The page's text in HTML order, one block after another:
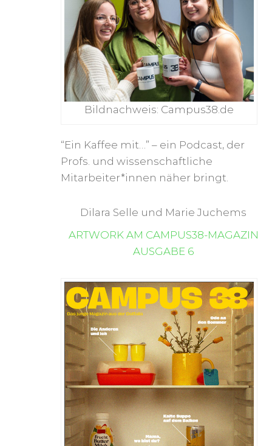
Bildnachweis: Campus38.de
“Ein Kaffee mit…” – ein Podcast, der
Profs. und wissenschaftliche
Mitarbeiter*innen näher bringt.
Dilara Selle und Marie Juchems
ARTWORK AM CAMPUS38-MAGAZIN
AUSGABE 6